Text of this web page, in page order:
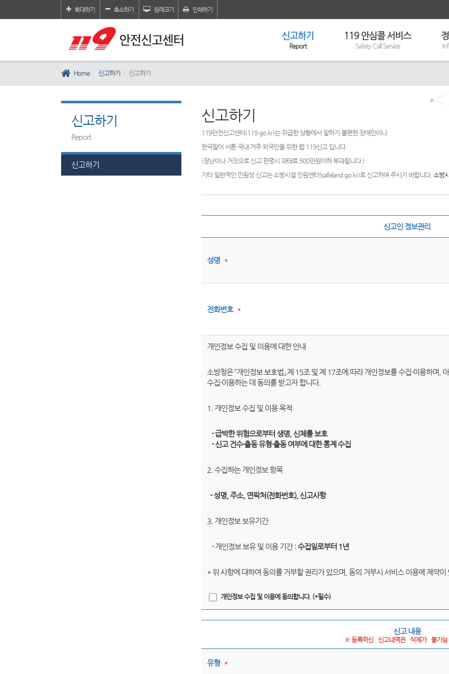
확대하기 축소하기 원래크기 인쇄하기
신고하기
Report
119 안심콜 서비스
Safety Call Service
Home 신고하기 신고하기
신고하기
Report
신고하기
신고하기
119안전신고센터(119.go.kr)는 위급한 상황에서 말하기 불편한 장애인이나
한국말이 서툰 국내 거주 외국인을 위한 웹 119신고 입니다.
(장난이나 거짓으로 신고 판명시 과태료 500만원이하 부과됩니다.)
기타 일반적인 민원성 신고는 소방시설 민원센터(safeland.go.kr)로 신고하여 주시기 바랍니다. 소방
신고인 정보관리
성명 *
전화번호 *
개인정보 수집 및 이용에 대한 안내
소방청은 『개인정보 보호법』 제 15조 및 제 17조에 따라 개인정보를 수집·이용하며,
수집·이용하는 데 동의를 받고자 합니다.
1. 개인정보 수집 및 이용 목적
- 급박한 위험으로부터 생명, 신체를 보호
- 신고 건수·출동 유형·출동 여부에 대한 통계 수집
2. 수집하는 개인정보 항목
- 성명, 주소, 연락처(전화번호), 신고사항
3. 개인정보 보유기간
- 개인정보 보유 및 이용 기간 : 수집일로부터 1년
* 위 사항에 대하여 동의를 거부할 권리가 있으며, 동의 거부시 서비스 이용에 제약이
개인정보 수집 및 이용에 동의합니다. (*필수)
신고 내용
※ 등록하신   신고내역은   삭제가   불가능
유형 *